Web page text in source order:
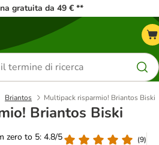
gratuita da 49 € **
Briantos Multipack risparmio! Briantos Biski
Briantos Biski
zero to 5: 4.8/5
(9)